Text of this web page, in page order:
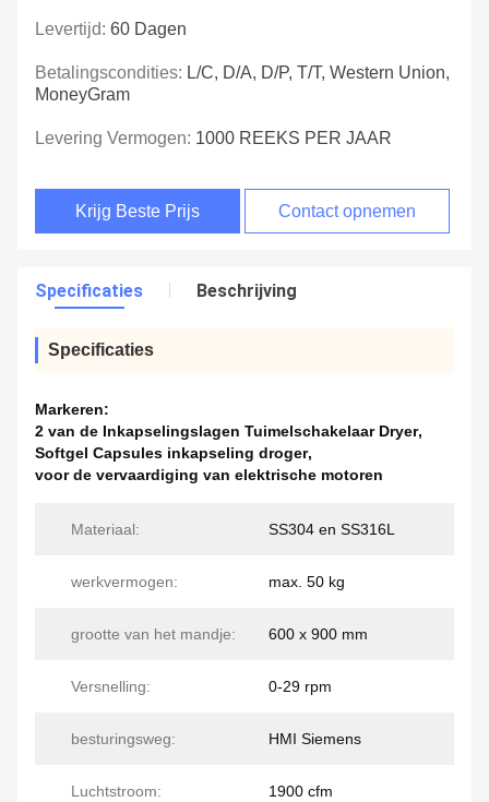
Levertijd: 60 Dagen
Betalingscondities: L/C, D/A, D/P, T/T, Western Union,
MoneyGram
Levering Vermogen: 1000 REEKS PER JAAR
Krijg Beste Prijs Contact opnemen
Specificaties Beschrijving
Specificaties
Markeren:
2 van de Inkapselingslagen Tuimelschakelaar Dryer,
Softgel Capsules inkapseling droger,
voor de vervaardiging van elektrische motoren
Materiaal: SS304 en SS316L
werkvermogen: max. 50 kg
grootte van het mandje: 600 x 900 mm
Versnelling: 0-29 rpm
besturingsweg: HMI Siemens
Luchtstroom: 1900 cfm